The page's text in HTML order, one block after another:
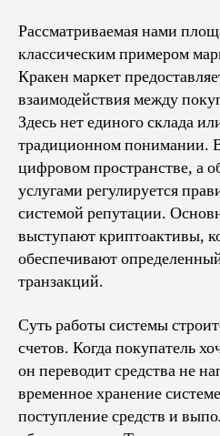
Рассматриваемая нами
классическим примером
Кракен маркет
взаимодействия между
Здесь нет единого склада
традиционном понимании.
цифровом пространстве, а
услугами регулируется
системой репутации.
выступают криптоактивы,
обеспечивают
транзакций.
Суть работы системы
счетов. Когда покупатель
он переводит средства не
временное хранение
поступление средств и